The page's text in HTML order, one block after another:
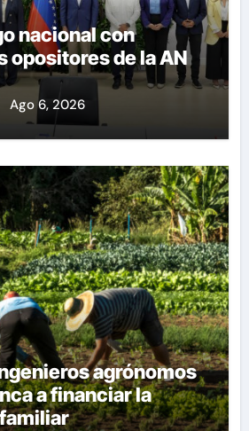
nacional con
opositores de la AN
Ago 6, 2026
agrónomos
a financiar la